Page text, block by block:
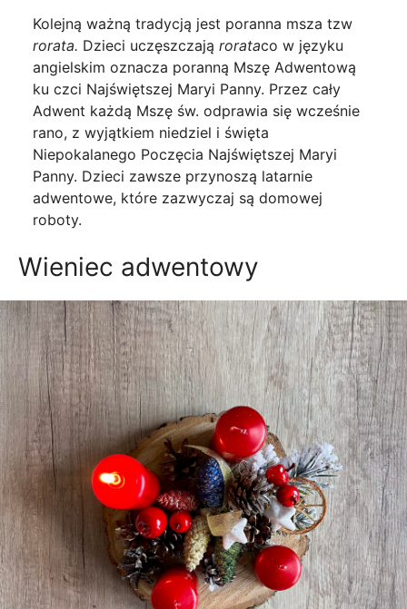
Kolejną ważną tradycją jest poranna msza tzw
rorata. Dzieci uczęszczają rorataco w języku
angielskim oznacza poranną Mszę Adwentową
ku czci Najświętszej Maryi Panny. Przez cały
Adwent każdą Mszę św. odprawia się wcześnie
rano, z wyjątkiem niedziel i święta
Niepokalanego Poczęcia Najświętszej Maryi
Panny. Dzieci zawsze przynoszą latarnie
adwentowe, które zazwyczaj są domowej
roboty.
Wieniec adwentowy